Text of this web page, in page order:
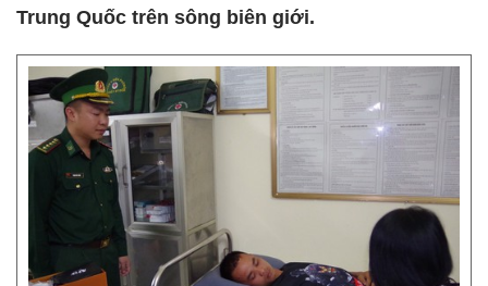
Trung Quốc trên sông biên giới.